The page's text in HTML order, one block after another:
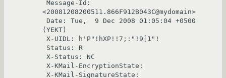
<20081208200511.866F912B043C@mydomain>
(YEKT)